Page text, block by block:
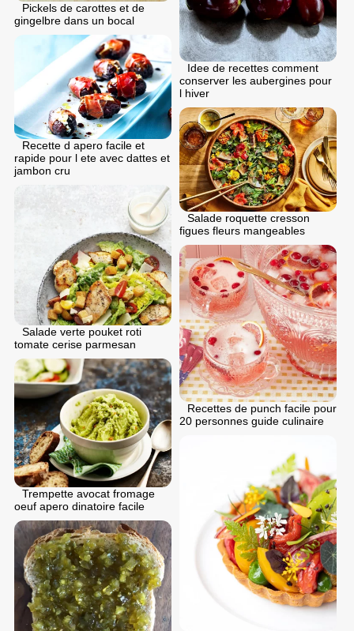
Pickels de carottes et de
gingelbre dans un bocal
Idee de recettes comment
conserver les aubergines pour
l hiver
Recette d apero facile et
rapide pour l ete avec dattes et
jambon cru
Salade roquette cresson
figues fleurs mangeables
Salade verte pouket roti
tomate cerise parmesan
Recettes de punch facile pour
20 personnes guide culinaire
Trempette avocat fromage
oeuf apero dinatoire facile